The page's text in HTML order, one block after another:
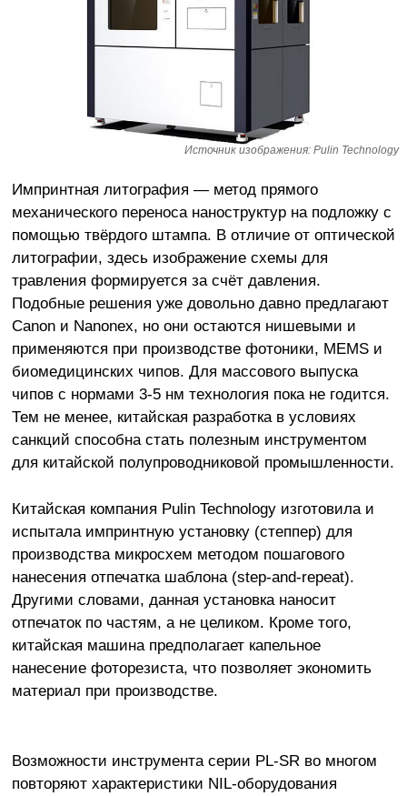
Источник изображения: Pulin Technology
Импринтная литография — метод прямого
механического переноса наноструктур на подложку с
помощью твёрдого штампа. В отличие от оптической
литографии, здесь изображение схемы для
травления формируется за счёт давления.
Подобные решения уже довольно давно предлагают
Canon и Nanonex, но они остаются нишевыми и
применяются при производстве фотоники, MEMS и
биомедицинских чипов. Для массового выпуска
чипов с нормами 3-5 нм технология пока не годится.
Тем не менее, китайская разработка в условиях
санкций способна стать полезным инструментом
для китайской полупроводниковой промышленности.
Китайская компания Pulin Technology изготовила и
испытала импринтную установку (степпер) для
производства микросхем методом пошагового
нанесения отпечатка шаблона (step-and-repeat).
Другими словами, данная установка наносит
отпечаток по частям, а не целиком. Кроме того,
китайская машина предполагает капельное
нанесение фоторезиста, что позволяет экономить
материал при производстве.
Возможности инструмента серии PL-SR во многом
повторяют характеристики NIL-оборудования